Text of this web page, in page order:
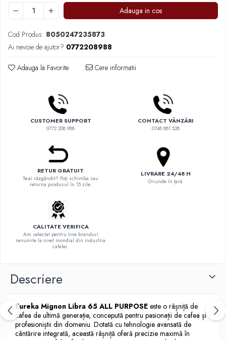
Espressoare
Espressoare Manuale Profesionale
Espressoare Manuale Home/Office
Espressoare Automate Office
Prepararea cafelei
Presa franceza
Aparate automate pentru lapte
Filtrare apa
Rasnite Cafea
Rasnite Electrice
Domestice Prosumer
Rasnite Manuale
Accesorii Bar
Dripper
Adauga in cos
Cod Produs: 8050247235873
Ai nevoie de ajutor? 0772208988
Adauga la Favorite Cere informatii
CUSTOMER SUPPORT
0772 208 988
CONTACT VÂNZĂRI
0748 881 528
RETUR GRATUIT
Te-ai răzgândit? Poți schimba sau
returna produsul în 15 zile.
LIVRARE 24/48 H
Oriunde în țară.
CALITATE VERIFICA
Am selectat pentru tine branduri
renumite la nivel mondial din industria
cafelei.
Descriere
Eureka Mignon Libra 65 ALL PURPOSE este o râșniță de
cafea de ultimă generație, concepută pentru pasionații de cafea și
profesioniștii din domeniu. Dotată cu tehnologie avansată de
cântărire integrată, această râșniță oferă precizie maximă în